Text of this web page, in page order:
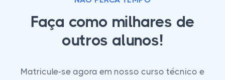
Faça como milhares de
outros alunos!
Matricule-se agora em nosso curso técnico e